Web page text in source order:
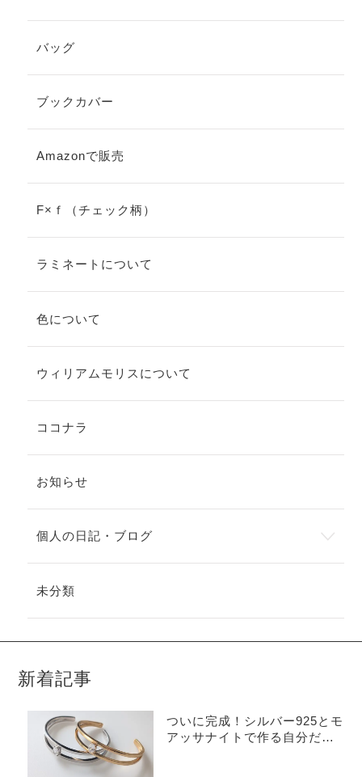
バッグ
ブックカバー
Amazonで販売
F×ｆ（チェック柄）
ラミネートについて
色について
ウィリアムモリスについて
ココナラ
お知らせ
個人の日記・ブログ
未分類
新着記事
ついに完成！シルバー925とモ
アッサナイトで作る自分だけ